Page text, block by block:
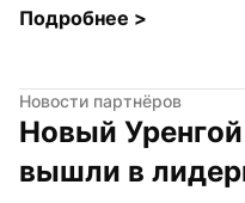
Подробнее >
Новости партнёров
Новый
вышли в